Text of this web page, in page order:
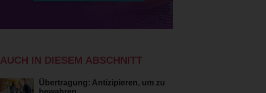
AUCH IN DIESEM ABSCHNITT
Übertragung: Antizipieren, um zu